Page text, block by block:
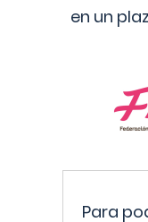
en un
Para